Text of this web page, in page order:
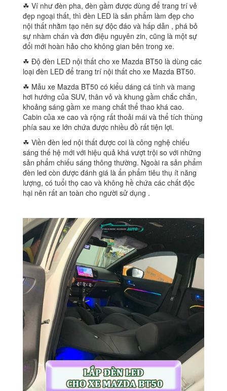
☘︎ Ví như đèn pha, đèn gầm được dùng để trang trí vẻ
đẹp ngoại thất, thì đèn LED là sản phẩm làm đẹp cho
nội thất nhằm tạo nên sự độc đáo và hấp dẫn , phá bỏ
sự nhàm chán và đơn điệu nguyên zin, cũng là một sự
đổi mới hoàn hảo cho không gian bên trong xe.
☘︎ Độ đèn LED nội thất cho xe Mazda BT50 là dùng các
loại đèn LED để trang trí nội thất cho xe Mazda BT50.
☘︎ Mẫu xe Mazda BT50 có kiểu dáng cá tính và mang
hơi hướng của SUV, thân vỏ và khung gầm chắc chắn,
khoảng sáng gầm xe mang chất thể thao khá cao.
Cabin của xe cao và rộng rất thoải mái và thể tích thùng
phía sau xe lớn chứa được nhiều đồ rất tiện lợi.
☘︎ Viền đèn led nội thất được coi là công nghệ chiếu
sáng thế hệ mới với hiệu quả khá vượt trội so với những
sản phẩm chiếu sáng thông thường. Ngoài ra sản phẩm
đèn led còn được đánh giá là ẩn phẩm tiêu thụ ít năng
lượng, có tuổi thọ cao và không hề chứa các chất độc
hại nên rất an toàn cho người sử dụng .